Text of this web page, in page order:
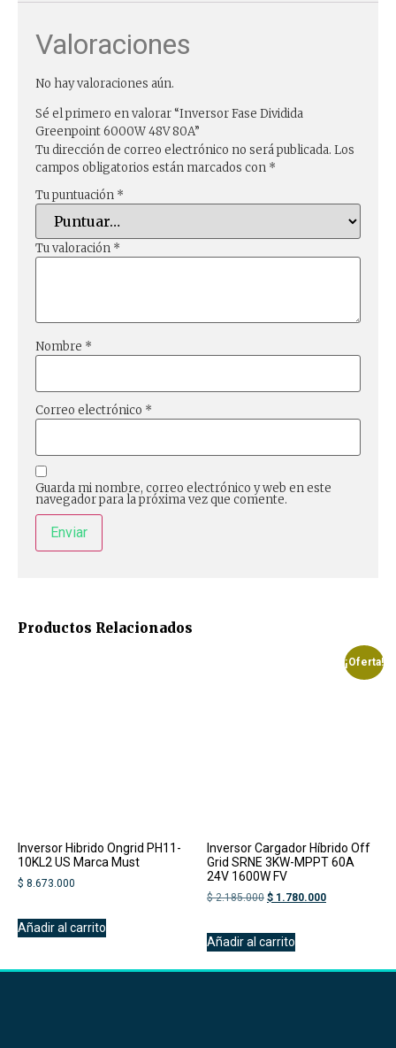
Productos Relacionados
Inversor Hibrido Ongrid PH11-
10KL2 US Marca Must
$ 8.673.000
Añadir al carrito
¡Oferta!
Inversor Cargador Híbrido Off
Grid SRNE 3KW-MPPT 60A
24V 1600W FV
$2.185.000 $ 1.780.000
Añadir al carrito
Valoraciones
No hay valoraciones aún.
Sé el primero en valorar “Inversor Fase Dividida
Greenpoint 6000W 48V 80A”
Tu dirección de correo electrónico no será publicada. Los
campos obligatorios están marcados con *
Tu puntuación *
Tu valoración *
Nombre *
Correo electrónico *
Guarda mi nombre, correo electrónico y web en este
navegador para la próxima vez que comente.